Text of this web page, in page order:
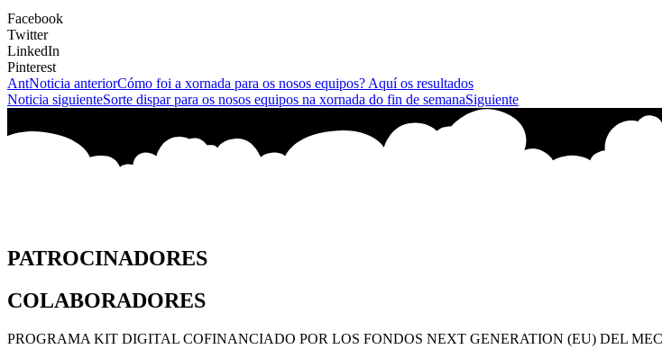
Facebook
Twitter
LinkedIn
Pinterest
AntNoticia anteriorCómo foi a xornada para os nosos equipos? Aquí os resultados
Noticia siguienteSorte dispar para os nosos equipos na xornada do fin de semanaSiguiente
PATROCINADORES
COLABORADORES
PROGRAMA KIT DIGITAL COFINANCIADO POR LOS FONDOS NEXT GENERATION (EU) DEL